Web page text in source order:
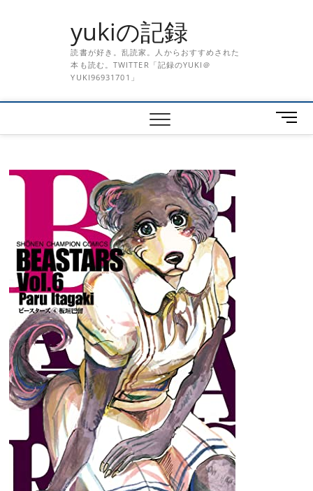
yukiの記録
読書が好き。乱読家。人からおすすめされた
本も読む。TWITTER「記録のYUKI＠
YUKI96931701」
メ
ニ